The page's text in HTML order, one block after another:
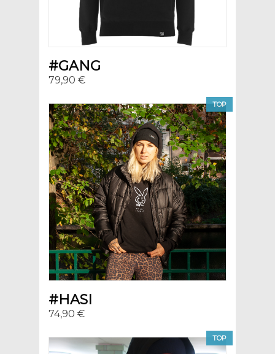
#GANG
79,90 €
TOP
#HASI
74,90 €
TOP